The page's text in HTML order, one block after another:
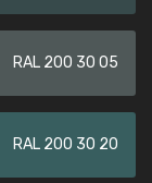
RAL 200 30 05
RAL 200 30 20